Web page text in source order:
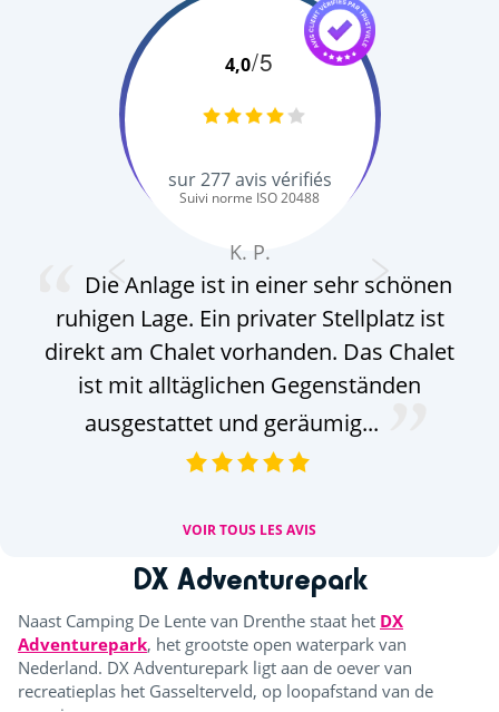
4,0/5
sur277avis vérifiés
Suivi norme ISO 20488
K. P.
Die Anlage ist in einer sehr schönen
ruhigen Lage. Ein privater Stellplatz ist
direkt am Chalet vorhanden. Das Chalet
ist mit alltäglichen Gegenständen
ausgestattet und geräumig...
VOIR TOUS LES AVIS
DX Adventurepark
Naast Camping De Lente van Drenthe staat het DX
Adventurepark, het grootste open waterpark van
Nederland. DX Adventurepark ligt aan de oever van
recreatieplas het Gasselterveld, op loopafstand van de